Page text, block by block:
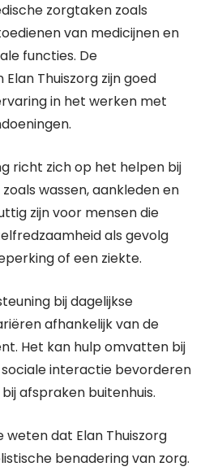
zorgtaken zoals
van medicijnen en
functies. De
Thuiszorg zijn goed
in het werken met
richt zich op het helpen bij
wassen, aankleden en
zijn voor mensen die
als gevolg
of een ziekte.
bij dagelijkse
afhankelijk van de
Het kan hulp omvatten bij
interactie bevorderen
afspraken buitenhuis.
weten dat Elan Thuiszorg
benadering van zorg.